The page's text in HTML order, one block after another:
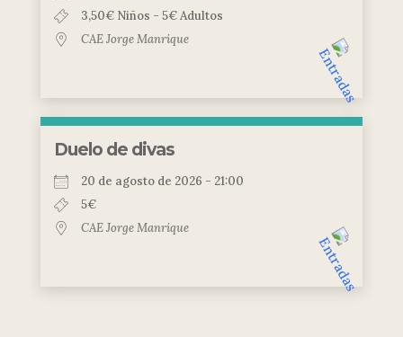
3,50€ Niños - 5€ Adultos
CAE Jorge Manrique
Duelo de divas
20 de agosto de 2026 - 21:00
5€
CAE Jorge Manrique